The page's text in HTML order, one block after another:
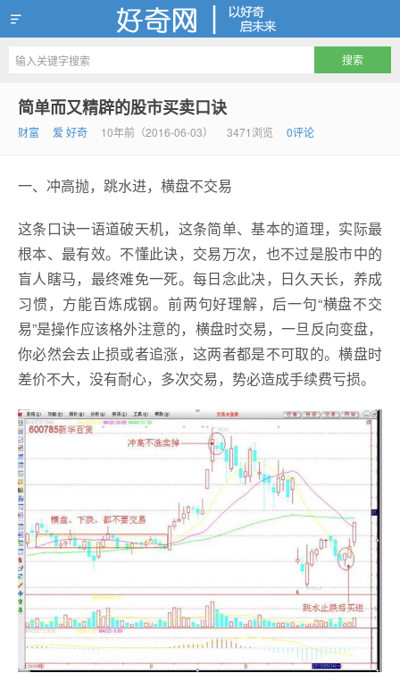
好奇网
简单而又精辟的股市买卖口诀
财富 爱 好奇 10年前（2016-06-03） 3471浏览 0评论
一、冲高抛，跳水进，横盘不交易
这条口诀一语道破天机，这条简单、基本的道理，实际最
根本、最有效。不懂此诀，交易万次，也不过是股市中的
盲人瞎马，最终难免一死。每日念此决，日久天长，养成
习惯，方能百炼成钢。前两句好理解，后一句“横盘不交
易”是操作应该格外注意的，横盘时交易，一旦反向变盘，
你必然会去止损或者追涨，这两者都是不可取的。横盘时
差价不大，没有耐心，多次交易，势必造成手续费亏损。